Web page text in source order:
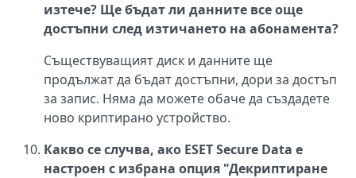
изтече? Ще бъдат ли данните все още
достъпни след изтичането на абонамента?
Съществуващият диск и данните ще
продължат да бъдат достъпни, дори за достъп
за запис. Няма да можете обаче да създадете
ново криптирано устройство.
Какво се случва, ако ESET Secure Data е
настроен с избрана опция "Декриптиране